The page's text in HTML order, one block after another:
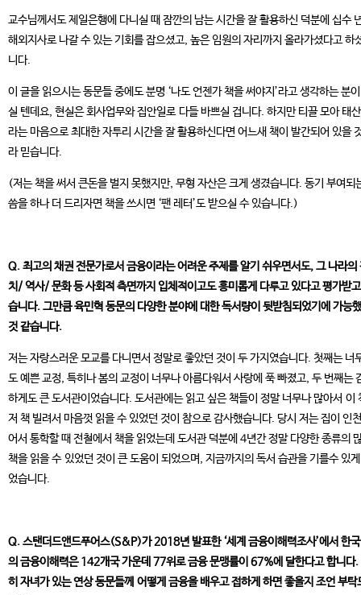
교수님께서도 제일은행에 다니실 때 잠깐의 남는 시간을 잘 활용하신 덕분에 십수
해외지사로 나갈 수 있는 기회를 잡으셨고, 높은 임원의 자리까지 올라가셨다고 하
니다.
이 글을 읽으시는 동문들 중에도 분명 ‘나도 언젠가 책을 써야지’라고 생각하는 분
실 텐데요, 현실은 회사업무와 집안일로 다들 바쁘실 겁니다. 하지만 티끌 모아 태
라는 마음으로 최대한 자투리 시간을 잘 활용하신다면 어느새 책이 발간되어 있을
라 믿습니다.
(저는 책을 써서 큰돈을 벌지 못했지만, 무형 자산은 크게 생겼습니다. 동기 부여되
씀을 하나 더 드리자면 책을 쓰시면 ‘팬 레터’도 받으실 수 있습니다.)
Q. 최고의 채권 전문가로서 금융이라는 어려운 주제를 알기 쉬우면서도, 그 나라의
치/ 역사/ 문화 등 사회적 측면까지 입체적이고도 흥미롭게 다루고 있다고 평가받
습니다. 그만큼 육민혁 동문의 다양한 분야에 대한 독서량이 뒷받침되었기에 가능
것 같습니다.
저는 자랑스러운 모교를 다니면서 정말로 좋았던 것이 두 가지였습니다. 첫째는 너
도 예쁜 교정, 특히나 봄의 교정이 너무나 아름다워서 사랑에 푹 빠졌고, 두 번째는
하게도 큰 도서관이었습니다. 도서관에는 읽고 싶은 책들이 정말 너무나 많아서 이
저 책 빌려서 마음껏 읽을 수 있었던 것이 참으로 감사했습니다. 당시 저는 집이 인
어서 통학할 때 전철에서 책을 읽었는데 도서관 덕분에 4년간 정말 다양한 종류의
책을 읽을 수 있었던 것이 큰 도움이 되었으며, 지금까지의 독서 습관을 기를수 있
었습니다.
Q. 스탠더드앤드푸어스(S&P)가 2018년 발표한 ‘세계 금융이해력조사’에서 한
의 금융이해력은 142개국 가운데 77위로 금융 문맹률이 67%에 달한다고 합니다.
히 자녀가 있는 연상 동문들께 어떻게 금융을 배우고 접하게 하면 좋을지 조언 부탁